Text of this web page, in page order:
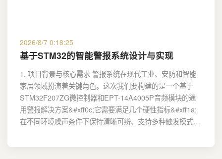
2026/8/7 0:18:25
基于STM32的智能警报系统设计与实现
1. 项目背景与核心需求 警报系统在现代工业、安防和智能
家居领域扮演着关键角色。这次我们要构建的是一个基于
STM32F207ZG微控制器和EPT-14A4005P音频模块的通
用警报解决方案&#xff0c;它需要满足几个硬性指标&#xff1a;
在不同环境噪声条件下保持清晰可辨、支持多种触发模式…